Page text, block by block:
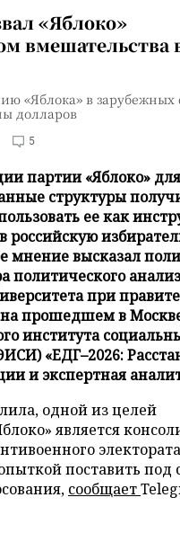
«Яблоко»
вмешательства
«Яблока» в зарубежных
долларов
5
партии «Яблоко»
структуры
ее как
российскую
мнение высказал
политического
при
прошедшем в
института
«ЕДГ–2026:
и экспертная
одной из целей
является
поставить под
сообщает